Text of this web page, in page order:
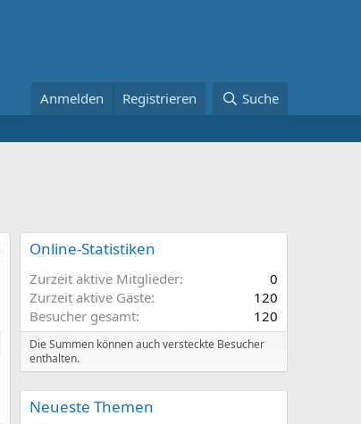
Anmelden Registrieren Suche
Online-Statistiken
Zurzeit aktive Mitglieder
0
Zurzeit aktive Gäste
120
Besucher gesamt
120
Die Summen können auch versteckte Besucher
enthalten.
Neueste Themen